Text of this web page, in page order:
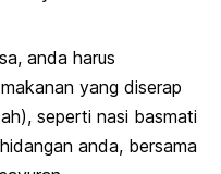
anda harus
yang diserap
seperti nasi basmati
anda, bersama